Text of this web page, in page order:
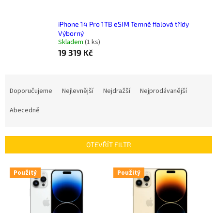
iPhone 14 Pro 1TB eSIM Temně fialová třídy
Výborný
Skladem (1 ks)
19 319 Kč
r
Doporučujeme Nejlevnější Nejdražší
Nejprodávanější
Abecedně
OTEVŘÍT FILTR
V Použitý Použitý